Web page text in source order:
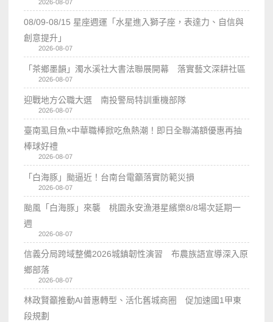
2026-08-07
08/09-08/15 星座週運「水星進入獅子座，表達力、自信與
創意提升」
2026-08-07
「茶鄉墨韻」濁水溪社大書法聯展開幕 落實藝文深耕社區
2026-08-07
迎戰地方公職大選 南投警局特訓重機部隊
2026-08-07
臺南虱目魚×中華職棒掀吃魚熱潮！即日全聯滿額優惠再抽
棒球好禮
2026-08-07
「白海豚」颱逼近！台南台電籲落實防範災損
2026-08-07
颱風「白海豚」來襲 桃園永安漁港星繽樂8/8場次延期一
週
2026-08-07
信義分局跨域整備2026城鎮韌性演習 布農族語宣導深入原
鄉部落
2026-08-07
林政賢籲推動AI普惠轉型、活化舊城商圈 促加速國1甲東
段規劃